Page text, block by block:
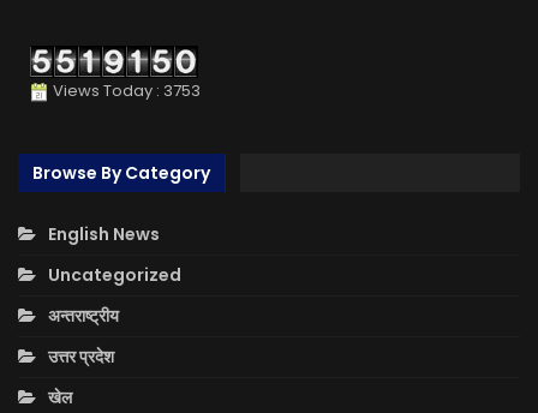
Views Today : 3753
Browse By Category
English News
Uncategorized
अन्तराष्ट्रीय
उत्तर प्रदेश
खेल